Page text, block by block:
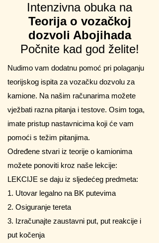
Intenzivna obuka na
Teorija o vozačkoj
dozvoli Abojihada
Počnite kad god želite!
Nudimo vam dodatnu pomoć pri polaganju
teorijskog ispita za vozačku dozvolu za
kamione. Na našim računarima možete
vježbati razna pitanja i testove. Osim toga,
imate pristup nastavnicima koji će vam
pomoći s težim pitanjima.
Određene stvari iz teorije o kamionima
možete ponoviti kroz naše lekcije:
LEKCIJE se daju iz sljedećeg predmeta:
1. Utovar legalno na BK putevima
2. Osiguranje tereta
3. Izračunajte zaustavni put, put reakcije i
put kočenja